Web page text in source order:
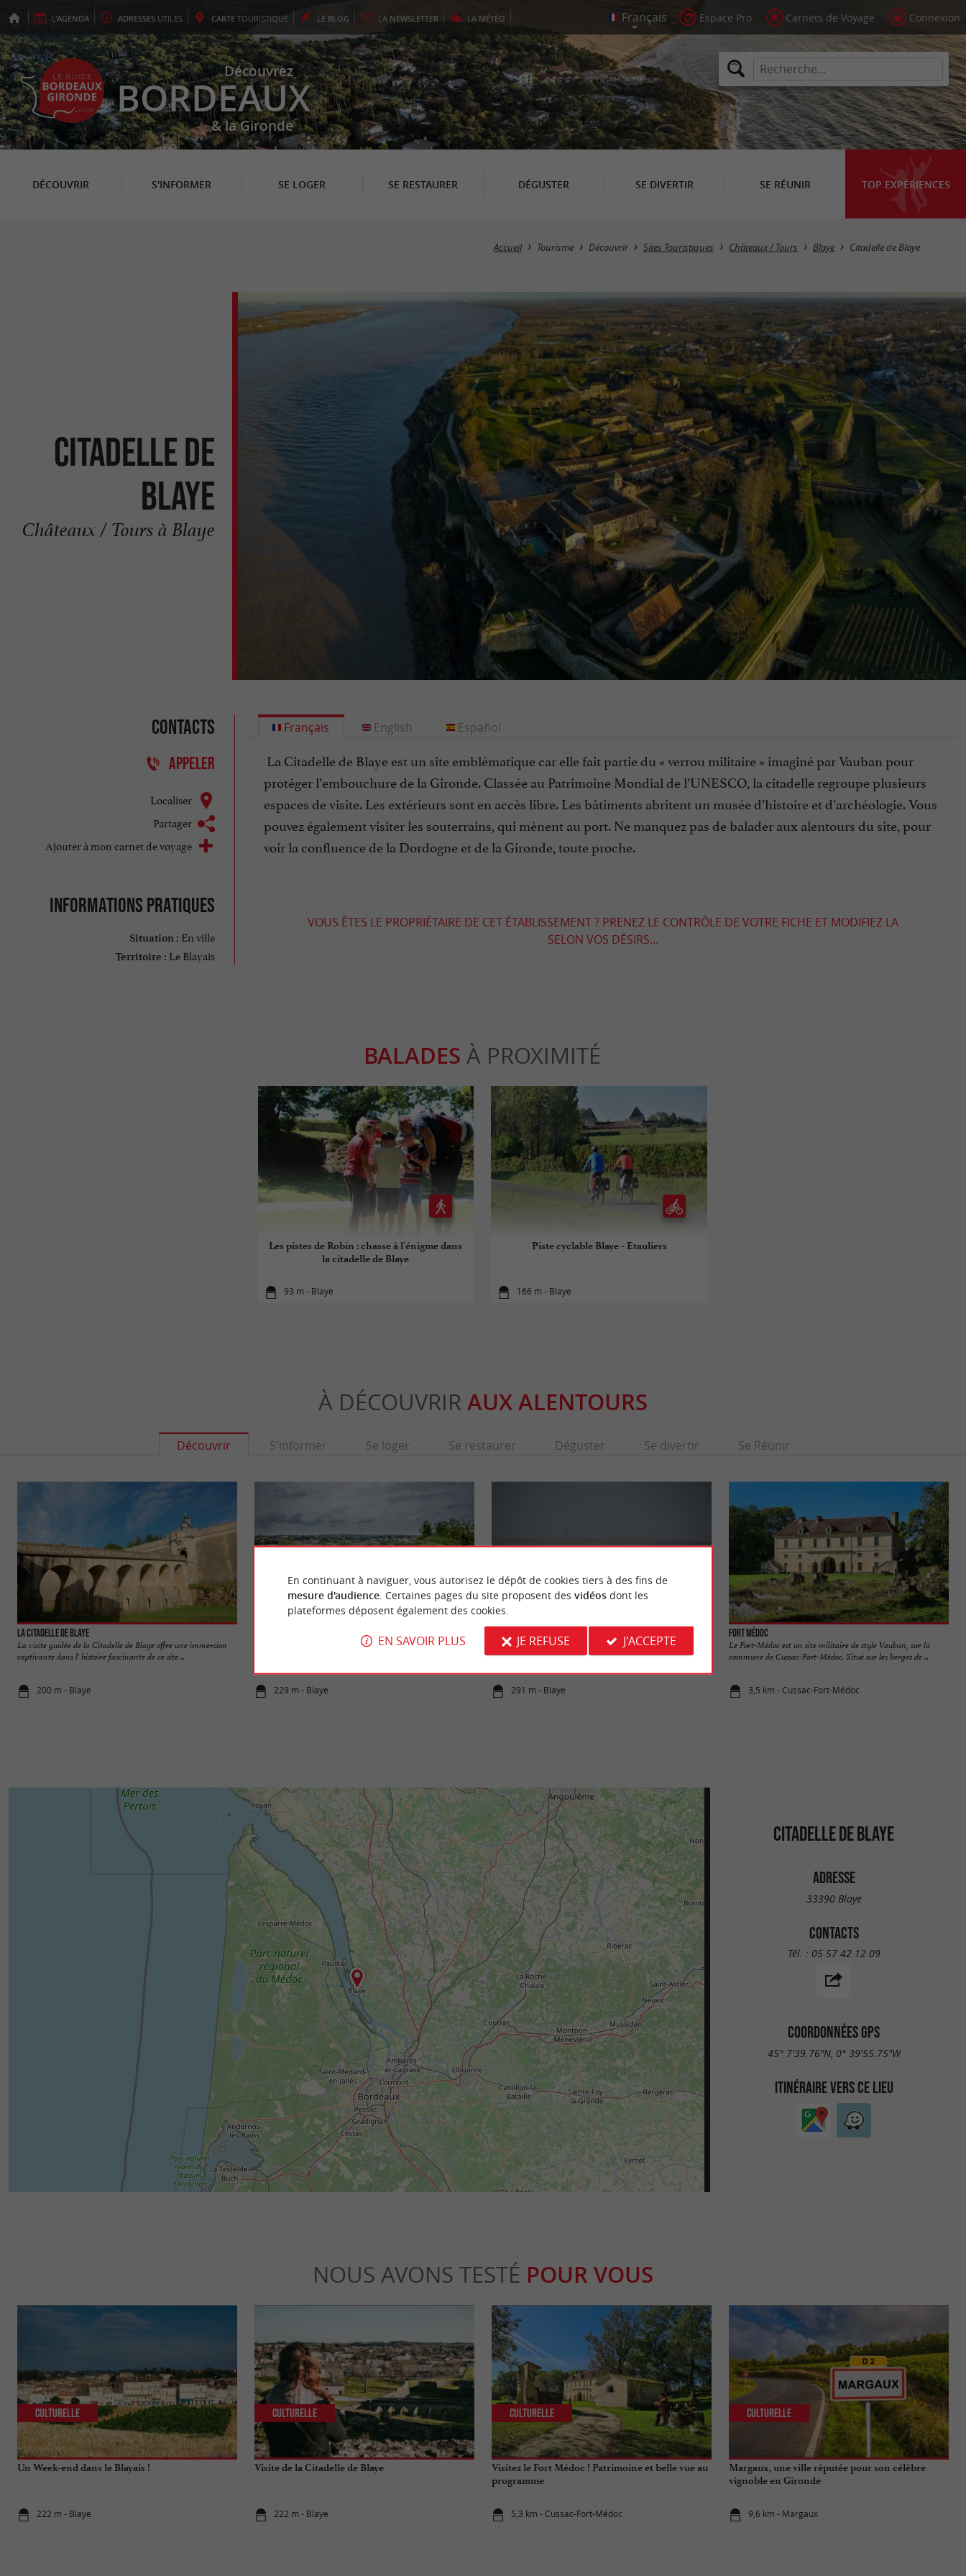
L'AGENDA ADRESSES UTILES CARTE TOURISTIQUE LE BLOG LA NEWSLETTER LA MÉTÉO Espace Pro Carnets de Voyage Connexion
Découvrez
BORDEAUX
& la Gironde
DÉCOUVRIR S'INFORMER SE LOGER SE RESTAURER DÉGUSTER SE DIVERTIR SE RÉUNIR TOP EXPÉRIENCES
Accueil Tourisme Découvrir Sites Touristiques Châteaux / Tours Blaye Citadelle de Blaye
Citadelle de
Blaye
Châteaux / Tours à Blaye
Contacts
APPELER
Localiser
Partager
Ajouter à mon carnet de voyage
Informations pratiques
Situation : En ville
Territoire : Le Blayais
Français
La Citadelle de Blaye est un site emblématique car elle fait partie du « verrou militaire » imaginé par Vauban pour
protéger l’embouchure de la Gironde. Classée au Patrimoine Mondial de l’UNESCO, la citadelle regroupe plusieurs
espaces de visite. Les extérieurs sont en accès libre. Les bâtiments abritent un musée d’histoire et d’archéologie. Vous
pouvez également visiter les souterrains, qui mènent au port. Ne manquez pas de balader aux alentours du site, pour
voir la confluence de la Dordogne et de la Gironde, toute proche.
VOUS ÊTES LE PROPRIÉTAIRE DE CET ÉTABLISSEMENT ? PRENEZ LE CONTRÔLE DE VOTRE FICHE ET MODIFIEZ LA
SELON VOS DÉSIRS...
English Español
BALADES À PROXIMITÉ
Les pistes de Robin : chasse à l'énigme dans
la citadelle de Blaye
93 m - Blaye
Piste cyclable Blaye - Etauliers
166 m - Blaye
À DÉCOUVRIR AUX ALENTOURS
Découvrir S'informer Se loger Se restaurer Déguster Se divertir Se Réunir
La Citadelle de Blaye
La visite guidée de la Citadelle de Blaye offre une immersion
captivante dans l' histoire fascinante de ce site ...
200 m - Blaye
La citadelle Vauban, ville dans la ville, élevée à flanc de falaise
229 m - Blaye
L’Estuaire de la Gironde est issu de la rencontre entre les
fleuves Dordogne et Garonne au niveau du Bec ...
291 m - Blaye
Fort Médoc
Le Fort-Médoc est un site militaire de style Vauban, sur la
commune de Cussac-Fort-Médoc. Situé sur les berges de ...
3,5 km - Cussac-Fort-Médoc
CITADELLE DE BLAYE
ADRESSE
33390 Blaye
CONTACTS
Tél. : 05 57 42 12 09
COORDONNÉES GPS
45° 7'39.76"N, 0° 39'55.75"W
ITINÉRAIRE VERS CE LIEU
NOUS AVONS TESTÉ POUR VOUS
Un Week-end dans le Blayais !
222 m - Blaye
Culturelle
Visite de la Citadelle de Blaye
222 m - Blaye
Culturelle
Visitez le Fort Médoc ! Patrimoine et belle vue au
programme
5,3 km - Cussac-Fort-Médoc
Culturelle
Margaux, une ville réputée pour son célèbre
vignoble en Gironde
9,6 km - Margaux
Culturelle
En continuant à naviguer, vous autorisez le dépôt de cookies tiers à des fins de
mesure d'audience. Certaines pages du site proposent des vidéosdont les
plateformes déposent également des cookies.
EN SAVOIR PLUS JE REFUSE J'ACCEPTE